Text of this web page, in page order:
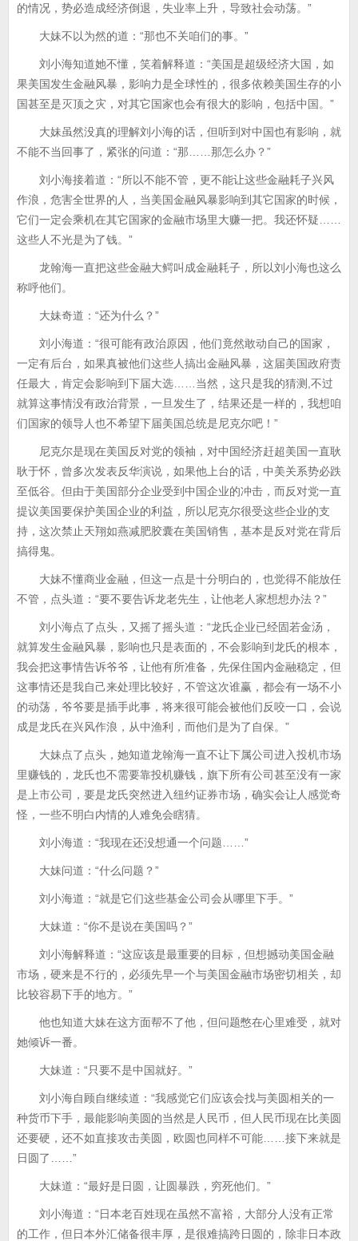
的情况，势必造成经济倒退，失业率上升，导致社会动荡。”
大妹不以为然的道：“那也不关咱们的事。”
刘小海知道她不懂，笑着解释道：“美国是超级经济大国，如
果美国发生金融风暴，影响力是全球性的，很多依赖美国生存的小
国甚至是灭顶之灾，对其它国家也会有很大的影响，包括中国。”
大妹虽然没真的理解刘小海的话，但听到对中国也有影响，就
不能不当回事了，紧张的问道：“那……那怎么办？”
刘小海接着道：“所以不能不管，更不能让这些金融耗子兴风
作浪，危害全世界的人，当美国金融风暴影响到其它国家的时候，
它们一定会乘机在其它国家的金融市场里大赚一把。我还怀疑……
这些人不光是为了钱。”
龙翰海一直把这些金融大鳄叫成金融耗子，所以刘小海也这么
称呼他们。
大妹奇道：“还为什么？”
刘小海道：“很可能有政治原因，他们竟然敢动自己的国家，
一定有后台，如果真被他们这些人搞出金融风暴，这届美国政府责
任最大，肯定会影响到下届大选……当然，这只是我的猜测,不过
就算这事情没有政治背景，一旦发生了，结果还是一样的，我想咱
们国家的领导人也不希望下届美国总统是尼克尔吧！”
尼克尔是现在美国反对党的领袖，对中国经济赶超美国一直耿
耿于怀，曾多次发表反华演说，如果他上台的话，中美关系势必跌
至低谷。但由于美国部分企业受到中国企业的冲击，而反对党一直
提议美国要保护美国企业的利益，所以尼克尔很受这些企业的支
持，这次禁止天翔如燕减肥胶囊在美国销售，基本是反对党在背后
搞得鬼。
大妹不懂商业金融，但这一点是十分明白的，也觉得不能放任
不管，点头道：“要不要告诉龙老先生，让他老人家想想办法？”
刘小海点了点头，又摇了摇头道：“龙氏企业已经固若金汤，
就算发生金融风暴，影响也只是表面的，不会影响到龙氏的根本，
我会把这事情告诉爷爷，让他有所准备，先保住国内金融稳定，但
这事情还是我自己来处理比较好，不管这次谁赢，都会有一场不小
的动荡，爷爷要是插手此事，将来很可能会被他们反咬一口，会说
成是龙氏在兴风作浪，从中渔利，而他们是为了自保。”
大妹点了点头，她知道龙翰海一直不让下属公司进入投机市场
里赚钱的，龙氏也不需要靠投机赚钱，旗下所有公司甚至没有一家
是上市公司，要是龙氏突然进入纽约证券市场，确实会让人感觉奇
怪，一些不明白内情的人难免会瞎猜。
刘小海道：“我现在还没想通一个问题……”
大妹问道：“什么问题？”
刘小海道：“就是它们这些基金公司会从哪里下手。”
大妹道：“你不是说在美国吗？”
刘小海解释道：“这应该是最重要的目标，但想撼动美国金融
市场，硬来是不行的，必须先早一个与美国金融市场密切相关，却
比较容易下手的地方。”
他也知道大妹在这方面帮不了他，但问题憋在心里难受，就对
她倾诉一番。
大妹道：“只要不是中国就好。”
刘小海自顾自继续道：“我感觉它们应该会找与美圆相关的一
种货币下手，最能影响美圆的当然是人民币，但人民币现在比美圆
还要硬，还不如直接攻击美圆，欧圆也同样不可能……接下来就是
日圆了……”
大妹道：“最好是日圆，让圆暴跌，穷死他们。”
刘小海道：“日本老百姓现在虽然不富裕，大部分人没有正常
的工作，但日本外汇储备很丰厚，是很难搞跨日圆的，除非日本政